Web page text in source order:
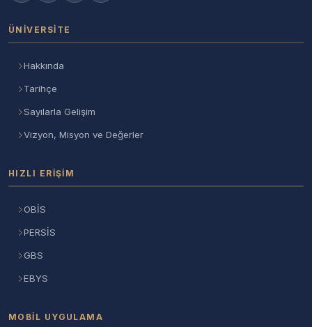
ÜNIVERSITE
Hakkında
Tarihçe
Sayılarla Gelişim
Vizyon, Misyon ve Değerler
HIZLI ERIŞIM
OBİS
PERSİS
GBS
EBYS
MOBIL UYGULAMA